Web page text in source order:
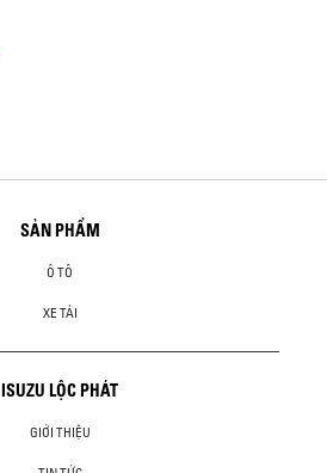
SẢN PHẨM
Ô TÔ
XE TẢI
ISUZU LỘC PHÁT
GIỚI THIỆU